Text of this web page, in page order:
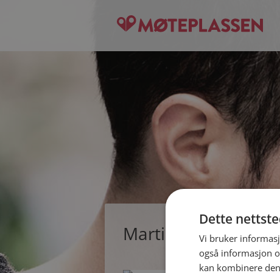
Martin, single
Dette
Vi bruker
også informasjon
kan kombinere